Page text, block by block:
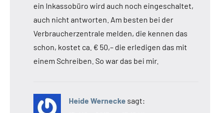
ein Inkassobüro wird auch noch eingeschaltet,
auch nicht antworten. Am besten bei der
Verbraucherzentrale melden, die kennen das
schon, kostet ca. € 50,– die erledigen das mit
einem Schreiben. So war das bei mir.
Heide Wernecke sagt: